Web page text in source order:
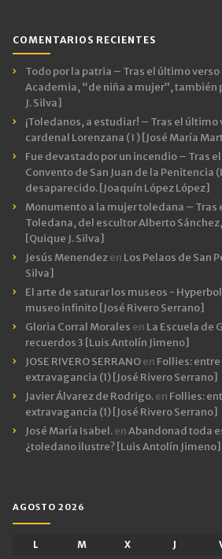
COMENTARIOS RECIENTES
Todo por la patria – Tras el último verso
Academia, “de niña a mujer”, también
J. Silva]
¡Toledanos, a estudiar! – Tras el último
cardenal Lorenzana ( I ) [José María
Fue devastado por un incendio – Tras
Convento de San Juan de la Penitencia
desaparecido. [Joaquín López López]
Monumento a la mujer toledana – Tras
Toledana, del escultor Alberto
[Quique J. Silva]
Jesús Menendezen Los Pelaos de San
Silva]
El arte de saturar los museos -
museo infinito [José Rivero Serrano]
Gloria Corral Morales en La Escuela de
recuerdos 3 [Luis Antolín Jimeno]
JOSE RIVERO SERRANOen Follies:
extravagancia (1) [José Rivero Serrano]
Javier Álvarez de Rodrigo.en Follies:
extravagancia (1) [José Rivero Serrano]
José María Isabel.enAbandonad toda
¿toledano ilustre? [Luis Antolín Jimeno]
AGOSTO 2026
L M X J